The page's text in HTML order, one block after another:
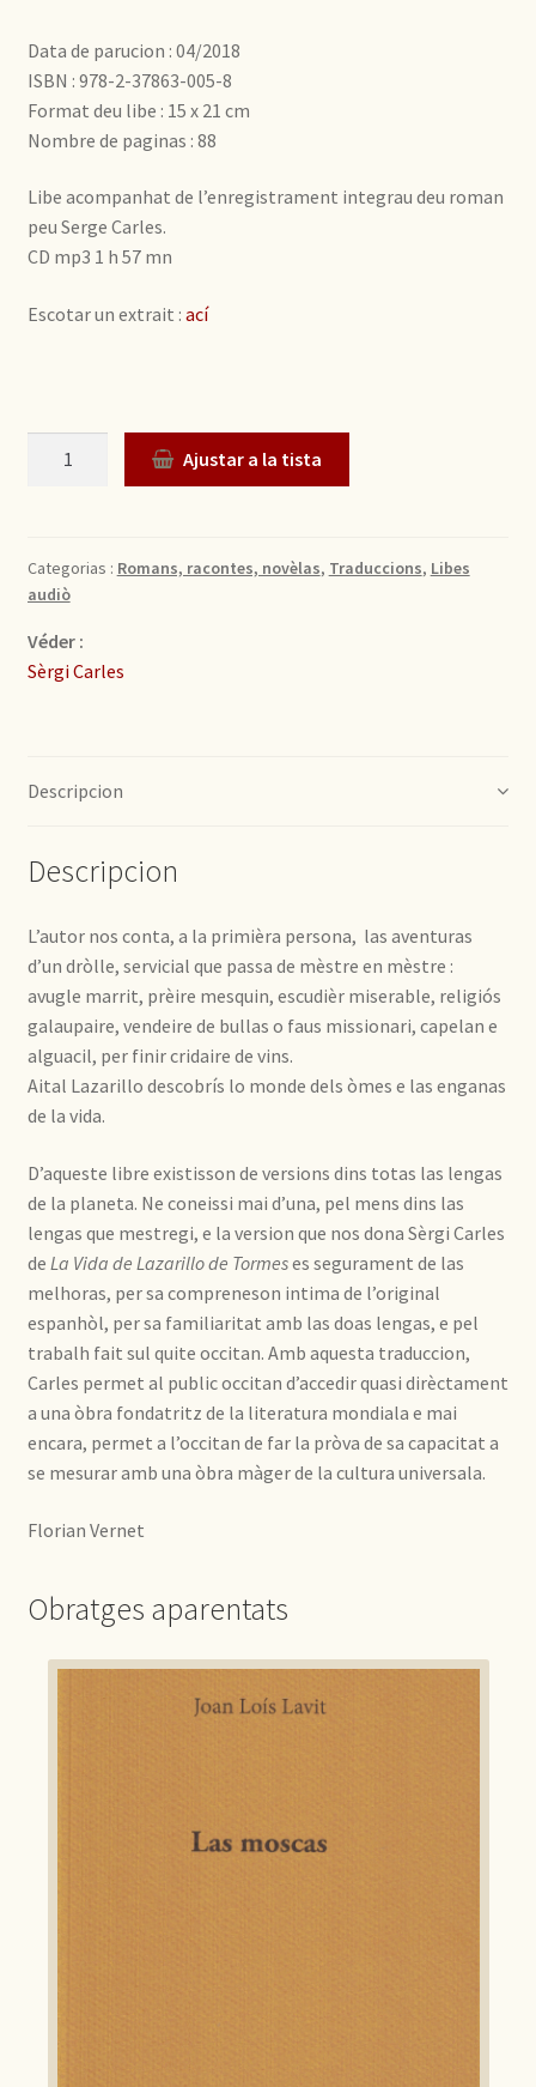
Data de parucion : 04/2018
ISBN : 978-2-37863-005-8
Format deu libe : 15 x 21 cm
Nombre de paginas : 88
Libe acompanhat de l’enregistrament integrau deu roman
peu Serge Carles.
CD mp3 1 h 57 mn
Escotar un extrait : ací
Quantitat Ajustar a la tista
Categorias : Romans, racontes, novèlas, Traduccions, Libes
audiò
Véder :
Sèrgi Carles
Descripcion
Descripcion
L’autor nos conta, a la primièra persona, las aventuras
d’un dròlle, servicial que passa de mèstre en mèstre :
avugle marrit, prèire mesquin, escudièr miserable, religiós
galaupaire, vendeire de bullas o faus missionari, capelan e
alguacil, per finir cridaire de vins.
Aital Lazarillo descobrís lo monde dels òmes e las enganas
de la vida.
D’aqueste libre existisson de versions dins totas las lengas
de la planeta. Ne coneissi mai d’una, pel mens dins las
lengas que mestregi, e la version que nos dona Sèrgi Carles
de La Vida de Lazarillo de Tormeses segurament de las
melhoras, per sa compreneson intima de l’original
espanhòl, per sa familiaritat amb las doas lengas, e pel
trabalh fait sul quite occitan. Amb aquesta traduccion,
Carles permet al public occitan d’accedir quasi dirèctament
a una òbra fondatritz de la literatura mondiala e mai
encara, permet a l’occitan de far la pròva de sa capacitat a
se mesurar amb una òbra màger de la cultura universala.
Florian Vernet
Obratges aparentats